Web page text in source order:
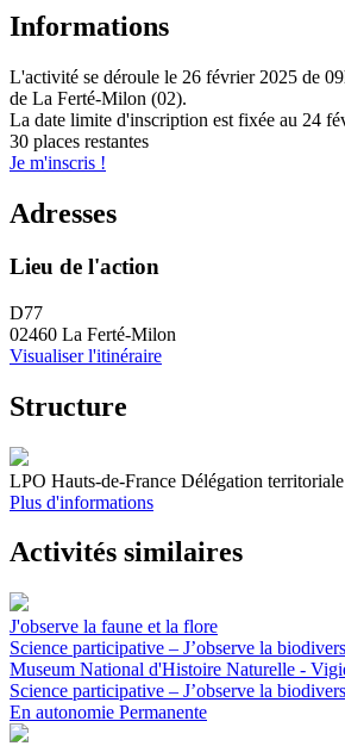
Informations
L'activité se déroule le 26 février 2025 de
de La Ferté-Milon (02).
La date limite d'inscription est fixée au 24
30 places restantes
Je m'inscris !
Adresses
Lieu de l'action
D77
02460 La Ferté-Milon
Visualiser l'itinéraire
Structure
LPO Hauts-de-France Délégation
Plus d'informations
Activités similaires
J'observe la faune et la flore
Science participative – J’observe la
Museum National d'Histoire Naturelle -
Science participative – J’observe la
En autonomie Permanente